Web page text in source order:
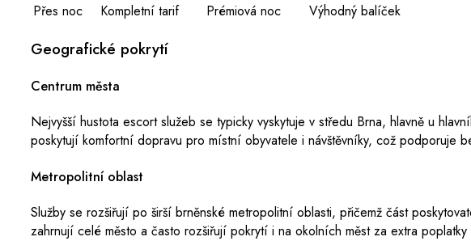
Přes noc
Kompletní tarif Prémiová noc Výhodný balíček
Geografické pokrytí
Centrum města
Nejvyšší hustota escort služeb se typicky vyskytuje v středu Brna, hlavně u
poskytují komfortní dopravu pro místní obyvatele i návštěvníky, což podporuje
Metropolitní oblast
Služby se rozšiřují po širší brněnské metropolitní oblasti, přičemž část
zahrnují celé město a často rozšiřují pokrytí i na okolních měst za extra